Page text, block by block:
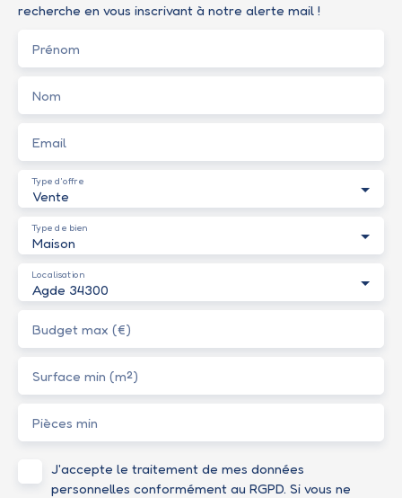
recherche en vous inscrivant à notre alerte mail !
Prénom
Nom
Email
Vente
Type d'offre
Maison
Type de bien
Agde 34300
Localisation
Budget max (€)
Surface min (m²)
Pièces min
J'accepte le traitement de mes données
personnelles conformément au RGPD. Si vous ne